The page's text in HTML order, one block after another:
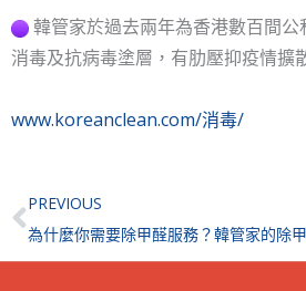
韓管家於過去兩年為香港數百間
消毒及抗病毒塗層，有肋壓抑疫情擴
www.koreanclean.com/消毒/
Prev
PREVIOUS